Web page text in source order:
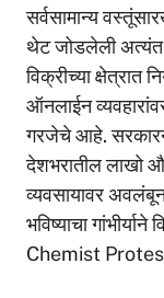
सर्वसामान्य
थेट जोडलेली
विक्रीच्या क्षेत्रात
ऑनलाईन
गरजेचे आहे. सरकारने
देशभरातील लाखो
व्यवसायावर
भविष्याचा
Chemist